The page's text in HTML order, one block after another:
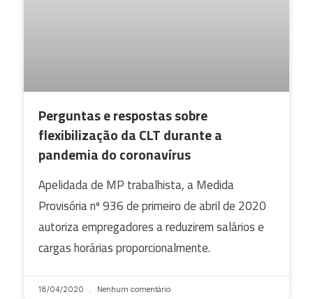
Perguntas e respostas sobre
flexibilização da CLT durante a
pandemia do coronavírus
Apelidada de MP trabalhista, a Medida
Provisória nº 936 de primeiro de abril de 2020
autoriza empregadores a reduzirem salários e
cargas horárias proporcionalmente.
18/04/2020 Nenhum comentário